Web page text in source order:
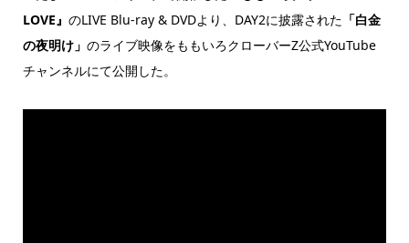
LOVE』 のLIVE Blu-ray & DVDより、DAY2に披露された 「白金
の夜明け」 のライブ映像をももいろクローバーZ公式YouTube
チャンネルにて公開した。